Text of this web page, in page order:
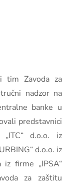
tim Zavoda za
nadzor na
banke u
predstavnici
„ITC“ d.o.o. iz
d.o.o. iz
iz firme „IPSA“
za zaštitu